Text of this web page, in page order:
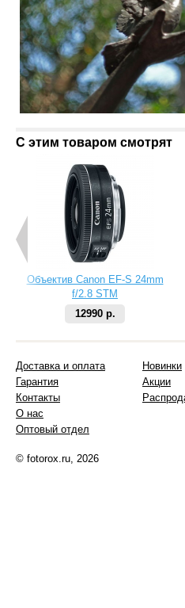
С этим товаром смотрят
Объектив Canon EF-S 24mm
f/2.8 STM
12990 р.
Доставка и оплата
Гарантия
Контакты
О нас
Оптовый отдел
Новинки
Акции
© fotorox.ru, 2026